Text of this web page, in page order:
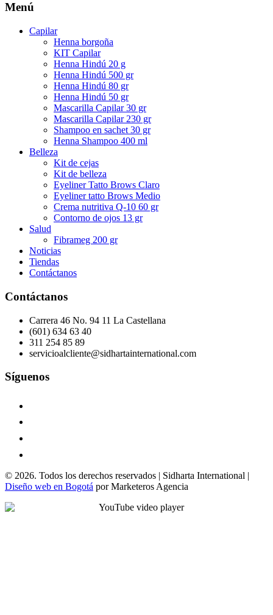
Menú
Capilar
Henna borgoña
KIT Capilar
Henna Hindú 20 g
Henna Hindú 500 gr
Henna Hindú 80 gr
Henna Hindú 50 gr
Mascarilla Capilar 30 gr
Mascarilla Capilar 230 gr
Shampoo en sachet 30 gr
Henna Shampoo 400 ml
Belleza
Kit de cejas
Kit de belleza
Eyeliner Tatto Brows Claro
Eyeliner tatto Brows Medio
Crema nutritiva Q-10 60 gr
Contorno de ojos 13 gr
Salud
Fibrameg 200 gr
Noticias
Tiendas
Contáctanos
Contáctanos
Carrera 46 No. 94 11 La Castellana
(601) 634 63 40
311 254 85 89
servicioalcliente@sidhartainternational.com
Síguenos
© 2026. Todos los derechos reservados | Sidharta International |
Diseño web en Bogotá por Marketeros Agencia